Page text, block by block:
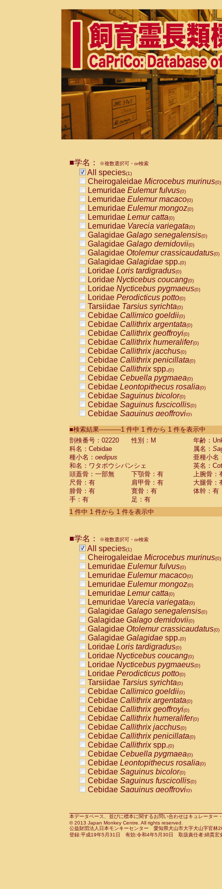
■学名： ※複数選択可・or検索
All species(1)
Cheirogaleidae Microcebus murinus(0)
Lemuridae Eulemur fulvus(0)
Lemuridae Eulemur macaco(0)
Lemuridae Eulemur mongoz(0)
Lemuridae Lemur catta(0)
Lemuridae Varecia variegata(0)
Galagidae Galago senegalensis(0)
Galagidae Galago demidovii(0)
Galagidae Otolemur crassicaudatus(0)
Galagidae Galagidae spp.(0)
Loridae Loris tardigradus(0)
Loridae Nycticebus coucang(0)
Loridae Nycticebus pygmaeus(0)
Loridae Perodicticus potto(0)
Tarsiidae Tarsius syrichta(0)
Cebidae Callimico goeldii(0)
Cebidae Callithrix argentata(0)
Cebidae Callithrix geoffroyi(0)
Cebidae Callithrix humeralifer(0)
Cebidae Callithrix jacchus(0)
Cebidae Callithrix penicillata(0)
Cebidae Callithrixspp.(0)
Cebidae Cebuella pygmaea(0)
Cebidae Leontopithecus rosalia(0)
Cebidae Saguinus bicolor(0)
Cebidae Saguinus fuscicollis(0)
Cebidae Saguinus geoffroyi(0)
CebidaeSaguinus labiatus(0)
Cebidae Saguinus leucopus (0)
Cebidae
Cebidae
CebidaeSaguinus nigricollis (0)
Cebidae Saguinus oedipus
Cebidae Saguinus weddelli
Cebidae Saguinusspp.
Cebidae Aotus trivirgatus
Cebidae Cebus albifrons
CebidaeCebus nigrivittatus
CebidaeCebus
CebidaeSaimiri boliviensis(0)
CebidaeSaimiri sciureus(0)
AtelidaeAlouatta caraya(0)
AtelidaeAlouatta fusca(0)
AtelidaeAlouatta seniculus
AtelidaeAlouattaspp.(0)
AtelidaeAteles belzebuth(0)
AtelidaeAteles geoffroyi(0)
AtelidaeAteles paniscus(0)
AtelidaeAtelesspp.(0)
Atelidae Lagothrix lagothricha
AtelidaeLagothrix lagothricha cana
PitheciidaeCacajao calvus
PitheciidaeCallicebus cupreus
PitheciidaeCallicebus donacophilus
PitheciidaeCallicebus moloch
PitheciidaeCallicebus torquatus
PitheciidaeCallicebusspp.(0)
PitheciidaeChiropotes satanas(0)
PitheciidaePithecia monachus
PitheciidaePithecia pithecia(0)
CercopithecidaeCercocebus agilis
CercopithecidaeCercocebus
CercopithecidaeCercocebus
CercopithecidaeCercocebus
CercopithecidaeCercocebus
CercopithecidaeCercocebushybrid
CercopithecidaePapio anubis(0)
CercopithecidaePapio cynocephalus
CercopithecidaePapio hamadryas(0)
■検索結果-----------1 件中 1 件から 1 件を表示中
剖検番号：02220
性別：M
年齢：
科名：Cebidae
属名：
種小名： oedipus
亜種小名
和名：ワタボウシパンシェ
英名：
頭蓋骨：一部無
下顎骨：有
上腕骨：
尺骨：有
肩甲骨：有
大腿骨：
腓骨：有
寛骨：有
体幹：有
手：有
足：有
1 件中 1 件から 1 件を表示中
■学名： ※複数選択可・or検索
All species(1)
Cheirogaleidae Microcebus murinus(0)
Lemuridae Eulemur fulvus(0)
Lemuridae Eulemur macaco(0)
Lemuridae Eulemur mongoz(0)
Lemuridae Lemur catta(0)
Lemuridae Varecia variegata(0)
Galagidae Galago senegalensis(0)
Galagidae Galago demidovii(0)
Galagidae Otolemur crassicaudatus(0)
Galagidae Galagidae spp.(0)
Loridae Loris tardigradus(0)
Loridae Nycticebus coucang(0)
Loridae Nycticebus pygmaeus(0)
Loridae Perodicticus potto(0)
Tarsiidae Tarsius syrichta(0)
Cebidae Callimico goeldii(0)
Cebidae Callithrix argentata(0)
Cebidae Callithrix geoffroyi(0)
Cebidae Callithrix humeralifer(0)
Cebidae Callithrix jacchus(0)
Cebidae Callithrix penicillata(0)
Cebidae Callithrixspp.(0)
Cebidae Cebuella pygmaea(0)
Cebidae Leontopithecus rosalia(0)
Cebidae Saguinus bicolor(0)
Cebidae Saguinus fuscicollis(0)
Cebidae Saguinus geoffroyi(0)
CebidaeSaguinus leucopus(0)
CebidaeSaguinus midas(0)
Cebidae Saguinus mystax(0)
本データベース、並びに標本に関するお問い合わせはキュレータ
© 2013 Japan Monkey Centre. All rights reserved.
公益財団法人日本モンキーセンター 愛知県犬山市大字犬山字官
登録:平成19年5月31日 有効:令和4年5月30日 取扱責任者:綿貫宏